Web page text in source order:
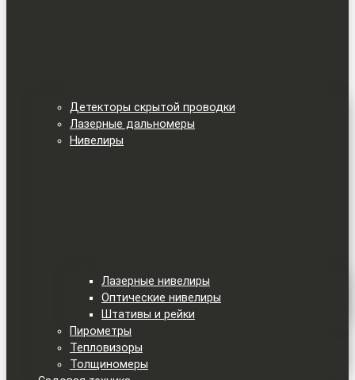
Детекторы скрытой проводки
Лазерные дальномеры
Нивелиры
Лазерные нивелиры
Оптические нивелиры
Штативы и рейки
Пирометры
Тепловизоры
Толщиномеры